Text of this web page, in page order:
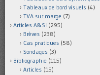
Tableaux de bord visuels (4)
TVA sur marge (7)
Articles A&SI (295)
Brèves (238)
Cas pratiques (58)
Sondages (3)
Bibliographie (115)
Articles (15)